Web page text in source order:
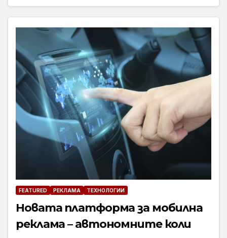
FEATURED РЕКЛАМА ТЕХНОЛОГИИ
Новата платформа за мобилна
реклама – автономните коли